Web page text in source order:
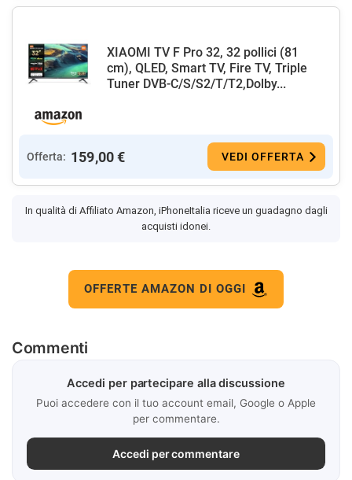
XIAOMI TV F Pro 32, 32 pollici (81
cm), QLED, Smart TV, Fire TV, Triple
Tuner DVB-C/S/S2/T/T2,Dolby...
Offerta: 159,00 € VEDI OFFERTA
In qualità di Affiliato Amazon, iPhoneItalia riceve un guadagno dagli
acquisti idonei.
OFFERTE AMAZON DI OGGI
Commenti
Accedi per partecipare alla discussione
Puoi accedere con il tuo account email, Google o Apple
per commentare.
Accedi per commentare